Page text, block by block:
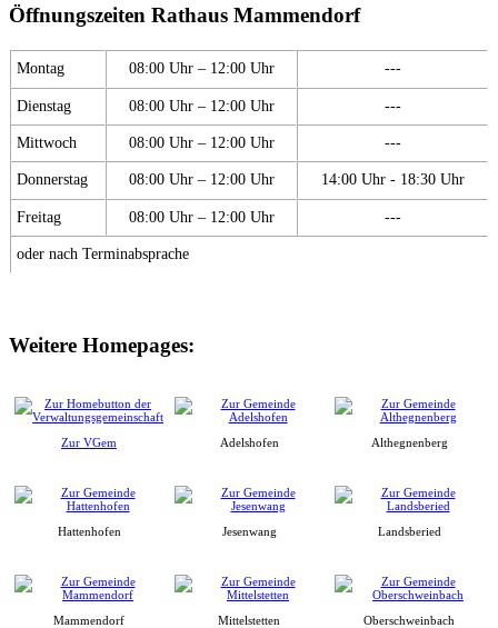
Öffnungszeiten Rathaus Mammendorf
Montag 08:00 Uhr – 12:00 Uhr ---
Dienstag 08:00 Uhr – 12:00 Uhr ---
Mittwoch 08:00 Uhr – 12:00 Uhr ---
Donnerstag 08:00 Uhr – 12:00 Uhr 14:00 Uhr - 18:30 Uhr
Freitag 08:00 Uhr – 12:00 Uhr ---
oder nach Terminabsprache
Weitere Homepages:
Zur VGem Adelshofen Althegnenberg
Hattenhofen Jesenwang Landsberied
Mammendorf Mittelstetten Oberschweinbach